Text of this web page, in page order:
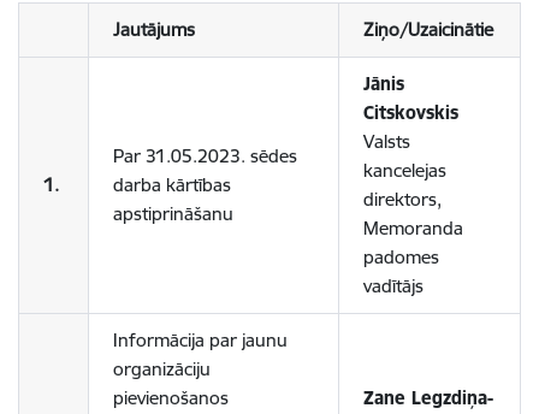
Jautājums Ziņo/Uzaicinātie
1.
Par 31.05.2023. sēdes
darba kārtības
apstiprināšanu
Jānis
Citskovskis
Valsts
kancelejas
direktors,
Memoranda
padomes
vadītājs
Informācija par jaunu
organizāciju
pievienošanos
Zane Legzdiņa-